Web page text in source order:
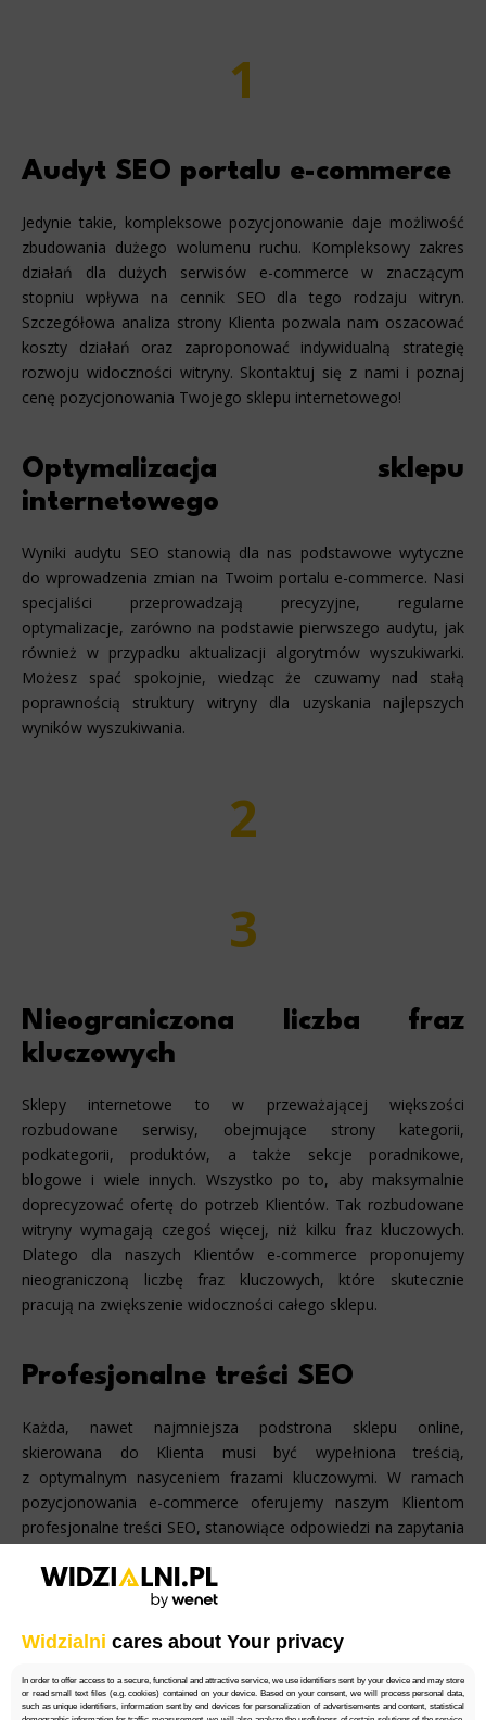
Widzialni cares about Your privacy
In order to offer access to a secure, functional and attractive service, we use identifiers sent by your device and may store
or read small text files (e.g. cookies) contained on your device. Based on your consent, we will process personal data,
such as unique identifiers, information sent by end devices for personalization of advertisements and content, statistical
1
Audyt SEO portalu e-commerce
Jedynie takie, kompleksowe pozycjonowanie daje możliwość
zbudowania dużego wolumenu ruchu. Kompleksowy zakres
działań dla dużych serwisów e-commerce w znaczącym
stopniu wpływa na cennik SEO dla tego rodzaju witryn.
Szczegółowa analiza strony Klienta pozwala nam oszacować
koszty działań oraz zaproponować indywidualną strategię
rozwoju widoczności witryny. Skontaktuj się z nami i poznaj
cenę pozycjonowania Twojego sklepu internetowego!
Optymalizacja sklepu
internetowego
Wyniki audytu SEO stanowią dla nas podstawowe wytyczne
do wprowadzenia zmian na Twoim portalu e-commerce. Nasi
specjaliści przeprowadzają precyzyjne, regularne
optymalizacje, zarówno na podstawie pierwszego audytu, jak
również w przypadku aktualizacji algorytmów wyszukiwarki.
Możesz spać spokojnie, wiedząc że czuwamy nad stałą
poprawnością struktury witryny dla uzyskania najlepszych
wyników wyszukiwania.
2
3
Nieograniczona liczba fraz
kluczowych
Sklepy internetowe to w przeważającej większości
rozbudowane serwisy, obejmujące strony kategorii,
podkategorii, produktów, a także sekcje poradnikowe,
blogowe i wiele innych. Wszystko po to, aby maksymalnie
doprecyzować ofertę do potrzeb Klientów. Tak rozbudowane
witryny wymagają czegoś więcej, niż kilku fraz kluczowych.
Dlatego dla naszych Klientów e-commerce proponujemy
nieograniczoną liczbę fraz kluczowych, które skutecznie
pracują na zwiększenie widoczności całego sklepu.
Profesjonalne treści SEO
Każda, nawet najmniejsza podstrona sklepu online,
skierowana do Klienta musi być wypełniona treścią,
z optymalnym nasyceniem frazami kluczowymi. W ramach
pozycjonowania e-commerce oferujemy naszym Klientom
profesjonalne treści SEO, stanowiące odpowiedzi na zapytania
zoptymalizowanego contentu na stronie jest jednocześnie
ważnym sygnałem dla wyszukiwarki, wskazującym